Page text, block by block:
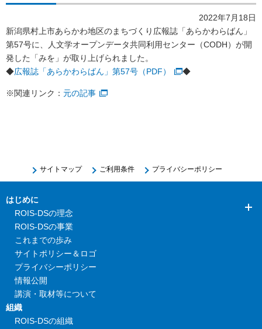
2022年7月18日
新潟県村上市あらかわ地区のまちづくり広報誌「あらかわらばん」
第57号に、人文学オープンデータ共同利用センター（CODH）が開
発した「みを」が取り上げられました。
◆広報誌「あらかわらばん」第57号（PDF） ◆
※関連リンク： 元の記事
サイトマップ ご利用条件 プライバシーポリシー
はじめに
ROIS-DSの理念
ROIS-DSの事業
これまでの歩み
サイトポリシー＆ロゴ
プライバシーポリシー
情報公開
講演・取材等について
組織
ROIS-DSの組織